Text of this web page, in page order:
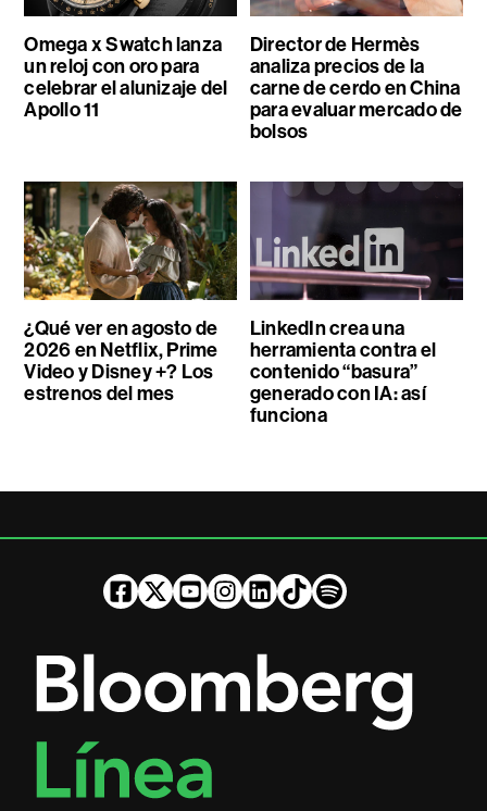
Omega x Swatch lanza
un reloj con oro para
celebrar el alunizaje del
Apollo 11
Director de Hermès
analiza precios de la
carne de cerdo en China
para evaluar mercado de
bolsos
¿Qué ver en agosto de
2026 en Netflix, Prime
Video y Disney +? Los
estrenos del mes
LinkedIn crea una
herramienta contra el
contenido “basura”
generado con IA: así
funciona